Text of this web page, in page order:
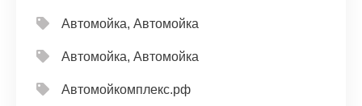
Автомойка, Автомойка
Автомойка, Автомойка
Автомойкомплекс.рф